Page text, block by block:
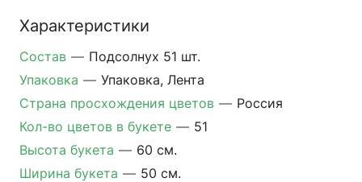
Характеристики
Состав — Подсолнух 51 шт.
Упаковка — Упаковка, Лента
Страна просхождения цветов — Россия
Кол-во цветов в букете — 51
Высота букета — 60 см.
Ширина букета — 50 см.